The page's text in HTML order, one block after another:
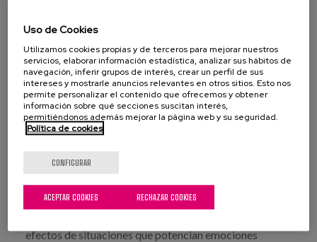
(curiosidad y sabiduría), y las fortalezas que
para afrontar y adaptarse a situaciones o eventos
difíciles (coraje y perseverancia).
«Sentirse bien...», en ella se incorporan situaciones
complejas en el ámbito de las relaciones
interpersonales que pueden generar malestar si no se
estrategias en relación con el bienestar emocional.
perspectiva positiva ante la vida para afrontar y
efectos de situaciones que potencian emociones
Uso de Cookies
Utilizamos cookies propias y de terceros para mejorar nuestros
servicios, elaborar información estadística, analizar sus hábitos de
navegación, inferir grupos de interés, crear un perfil de sus
intereses y mostrarle anuncios relevantes en otros sitios. Esto nos
permite personalizar el contenido que ofrecemos y obtener
información sobre qué secciones suscitan interés,
permitiéndonos además mejorar la página web y su seguridad.
Política de cookies
CONFIGURAR
RECHAZAR COOKIES
ACEPTAR COOKIES